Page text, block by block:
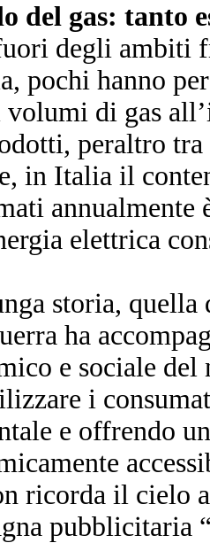
del gas: tanto
degli ambiti
pochi hanno
volumi di gas
peraltro
in Italia il
elettrica
storia, quella
ha
e sociale del
i
e offrendo
ricorda il cielo
pubblicitaria